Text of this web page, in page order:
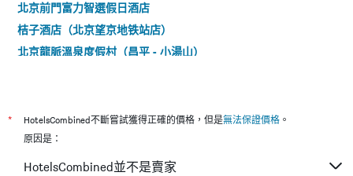
北京前門富力智選假日酒店
桔子酒店（北京望京地铁站店）
北京龍脈溫泉度假村（昌平 - 小湯山）
北京华侨夜泊君亭酒店
北京和平裡大酒店
北京空港奧竺賓館
* HotelsCombined不斷嘗試獲得正確的價格，但是無法保證價格 。
原因是：
HotelsCombined並不是賣家